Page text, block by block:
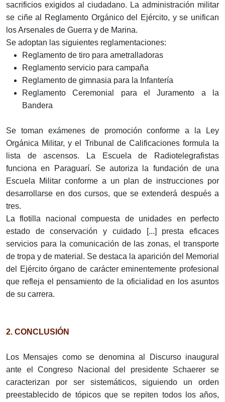
sacrificios exigidos al ciudadano. La administración militar
se ciñe al Reglamento Orgánico del Ejército, y se unifican
los Arsenales de Guerra y de Marina.
Se adoptan las siguientes reglamentaciones:
Reglamento de tiro para ametralladoras
Reglamento servicio para campaña
Reglamento de gimnasia para la Infantería
Reglamento Ceremonial para el Juramento a la
Bandera
Se toman exámenes de promoción conforme a la Ley
Orgánica Militar, y el Tribunal de Calificaciones formula la
lista de ascensos. La Escuela de Radiotelegrafistas
funciona en Paraguarí. Se autoriza la fundación de una
Escuela Militar conforme a un plan de instrucciones por
desarrollarse en dos cursos, que se extenderá después a
tres.
La flotilla nacional compuesta de unidades en perfecto
estado de conservación y cuidado [...] presta eficaces
servicios para la comunicación de las zonas, el transporte
de tropa y de material. Se destaca la aparición del Memorial
del Ejército órgano de carácter eminentemente profesional
que refleja el pensamiento de la oficialidad en los asuntos
de su carrera.
2. CONCLUSIÓN
Los Mensajes como se denomina al Discurso inaugural
ante el Congreso Nacional del presidente Schaerer se
caracterizan por ser sistemáticos, siguiendo un orden
preestablecido de tópicos que se repiten todos los años,